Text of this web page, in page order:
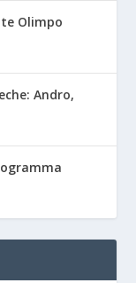
Olimpo
Andro,